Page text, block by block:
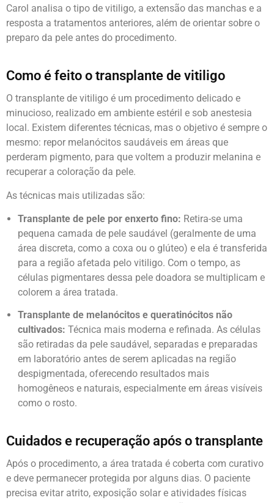
Carol analisa o tipo de vitiligo, a extensão das manchas e a
resposta a tratamentos anteriores, além de orientar sobre o
preparo da pele antes do procedimento.
Como é feito o transplante de vitiligo
O transplante de vitiligo é um procedimento delicado e
minucioso, realizado em ambiente estéril e sob anestesia
local. Existem diferentes técnicas, mas o objetivo é sempre o
mesmo: repor melanócitos saudáveis em áreas que
perderam pigmento, para que voltem a produzir melanina e
recuperar a coloração da pele.
As técnicas mais utilizadas são:
Transplante de pele por enxerto fino: Retira-se uma
pequena camada de pele saudável (geralmente de uma
área discreta, como a coxa ou o glúteo) e ela é transferida
para a região afetada pelo vitiligo. Com o tempo, as
células pigmentares dessa pele doadora se multiplicam e
colorem a área tratada.
Transplante de melanócitos e queratinócitos não
cultivados: Técnica mais moderna e refinada. As células
são retiradas da pele saudável, separadas e preparadas
em laboratório antes de serem aplicadas na região
despigmentada, oferecendo resultados mais
homogêneos e naturais, especialmente em áreas visíveis
como o rosto.
Cuidados e recuperação após o transplante
Após o procedimento, a área tratada é coberta com curativo
e deve permanecer protegida por alguns dias. O paciente
precisa evitar atrito, exposição solar e atividades físicas